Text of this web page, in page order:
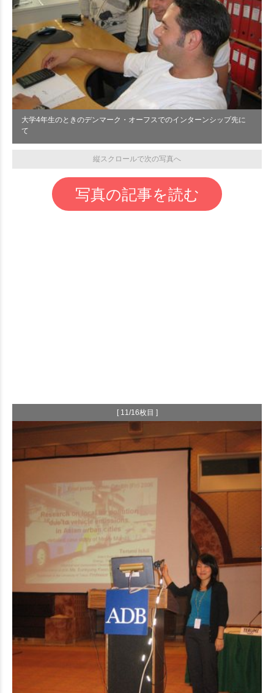
大学4年生のときのデンマーク・オーフスでのインターンシップ先に
て
縦スクロールで次の写真へ
写真の記事を読む
[ 11/16枚目 ]